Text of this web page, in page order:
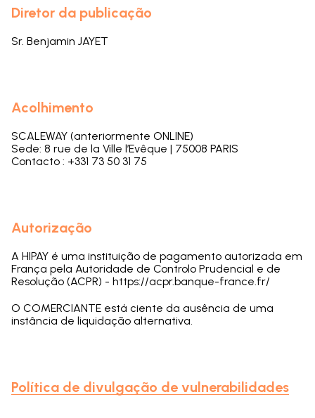
Diretor da publicação
Sr. Benjamin JAYET
Acolhimento
SCALEWAY (anteriormente ONLINE)
Sede: 8 rue de la Ville l’Evêque | 75008 PARIS
Contacto : +331 73 50 31 75
Autorização
A HIPAY é uma instituição de pagamento autorizada em
França pela Autoridade de Controlo Prudencial e de
Resolução (ACPR) - https://acpr.banque-france.fr/
O COMERCIANTE está ciente da ausência de uma
instância de liquidação alternativa.
Política de divulgação de vulnerabilidades